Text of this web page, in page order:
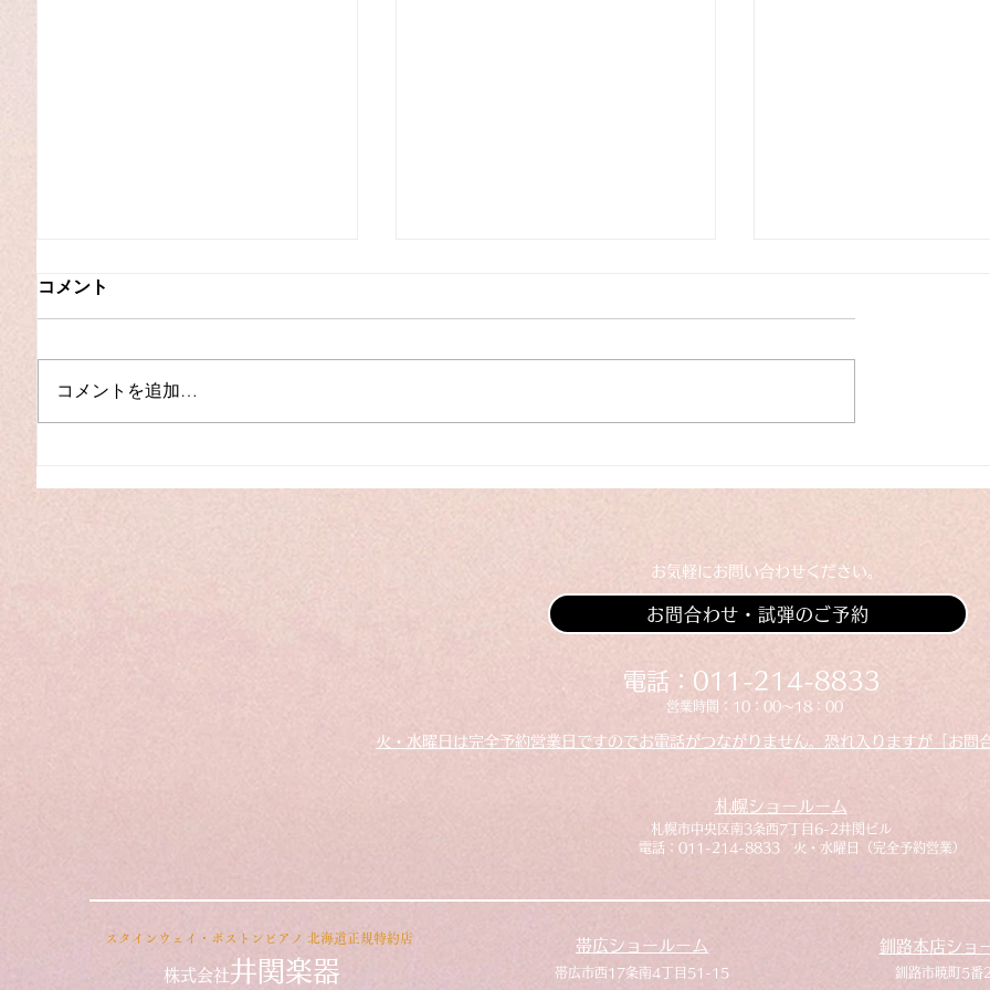
古）
ピアノC3L（中古）
コメント
コメントを追加…
​お気軽にお問い合わせください。
お問合わせ・試弾のご予約
​​電話：011-214-8833
​​営業時間：10：00～18：00
火・水曜日は完全予約営業日ですのでお電話がつながりません。恐れ入りますが「お問
札幌ショールーム
​札幌市中央区南3条西7丁目6-2井関ビル
​電話：011-214-8833 火・水曜日（完全予約営業）
​スタインウェイ・ボストンピアノ 北海道正規特約店
株式会社井関楽器
帯広ショールーム
​帯広市西17条南4丁目51-15
釧路本店ショ
釧路市暁町5番